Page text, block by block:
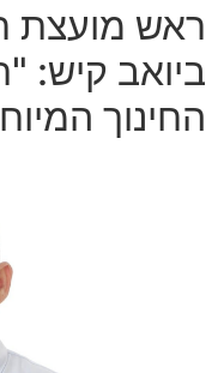
ראש מועצת
ביואב קיש:
החינוך